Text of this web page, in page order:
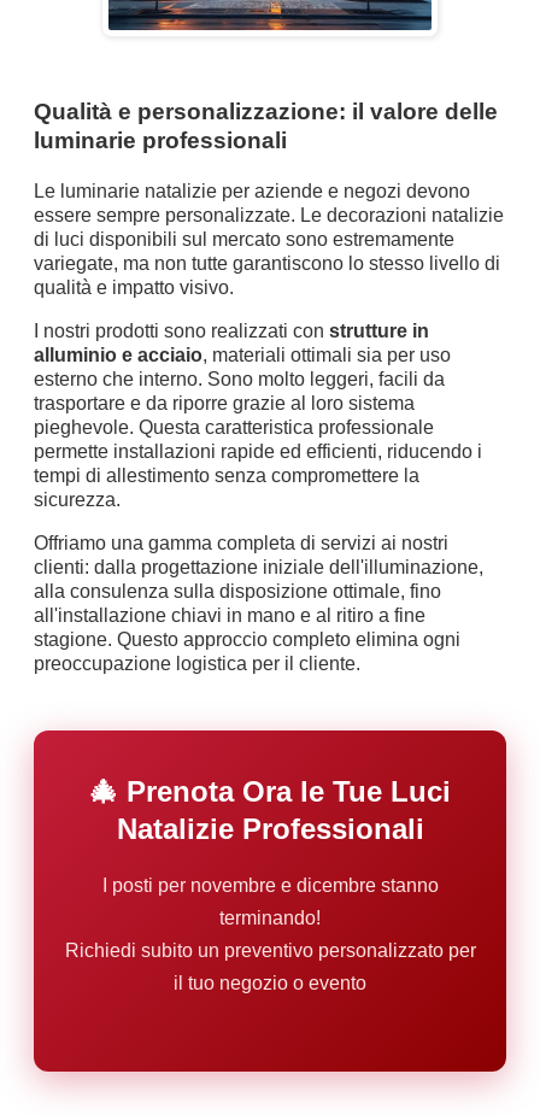
Qualità e personalizzazione: il valore delle
luminarie professionali
Le luminarie natalizie per aziende e negozi devono
essere sempre personalizzate. Le decorazioni natalizie
di luci disponibili sul mercato sono estremamente
variegate, ma non tutte garantiscono lo stesso livello di
qualità e impatto visivo.
I nostri prodotti sono realizzati con strutture in
alluminio e acciaio, materiali ottimali sia per uso
esterno che interno. Sono molto leggeri, facili da
trasportare e da riporre grazie al loro sistema
pieghevole. Questa caratteristica professionale
permette installazioni rapide ed efficienti, riducendo i
tempi di allestimento senza compromettere la
sicurezza.
Offriamo una gamma completa di servizi ai nostri
clienti: dalla progettazione iniziale dell'illuminazione,
alla consulenza sulla disposizione ottimale, fino
all'installazione chiavi in mano e al ritiro a fine
stagione. Questo approccio completo elimina ogni
preoccupazione logistica per il cliente.
🎄 Prenota Ora le Tue Luci
Natalizie Professionali
I posti per novembre e dicembre stanno
terminando!
Richiedi subito un preventivo personalizzato per
il tuo negozio o evento